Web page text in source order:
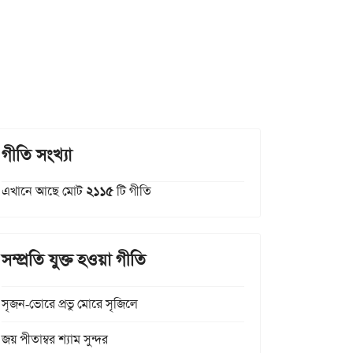
গীতি সংখ্যা
এখানে আছে মোট২১১৫টি গীতি
সম্প্রতি যুক্ত হওয়া গীতি
সৃজন-ভোরে প্রভু মোরে সৃজিলে
জয় পীতাম্বর শ্যাম সুন্দর